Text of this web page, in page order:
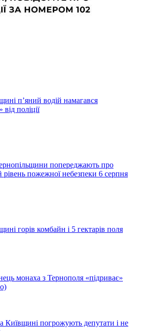
п’яний водій намагався
від поліції
попереджають про
рівень пожежної небезпеки 6 серпня
горів комбайн і 5 гектарів поля
монаха з Тернополя «підриває»
Київщині погрожують депутати і не